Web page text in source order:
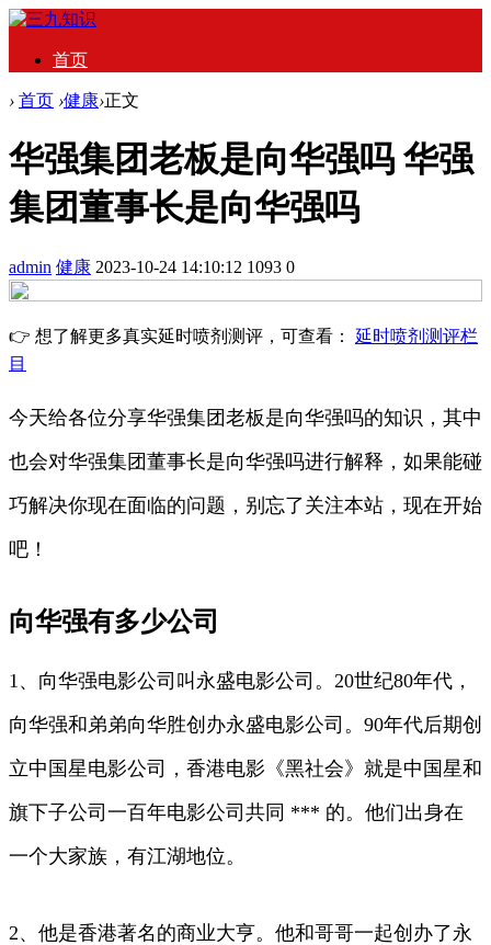
首页
› 首页 ›健康›正文
华强集团老板是向华强吗 华强
集团董事长是向华强吗
admin 健康 2023-10-24 14:10:12 1093 0
👉 想了解更多真实延时喷剂测评，可查看： 延时喷剂测评栏
目
今天给各位分享华强集团老板是向华强吗的知识，其中
也会对华强集团董事长是向华强吗进行解释，如果能碰
巧解决你现在面临的问题，别忘了关注本站，现在开始
吧！
向华强有多少公司
1、向华强电影公司叫永盛电影公司。20世纪80年代，
向华强和弟弟向华胜创办永盛电影公司。90年代后期创
立中国星电影公司，香港电影《黑社会》就是中国星和
旗下子公司一百年电影公司共同 *** 的。他们出身在
一个大家族，有江湖地位。
2、他是香港著名的商业大亨。他和哥哥一起创办了永